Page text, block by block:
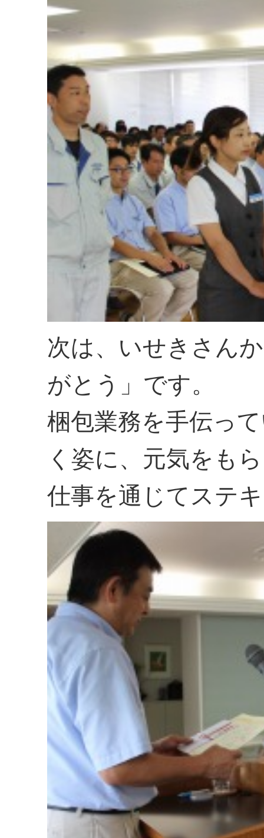
次は、いせきさん
がとう」です。
梱包業務を手伝っ
く姿に、元気をも
仕事を通じてステ